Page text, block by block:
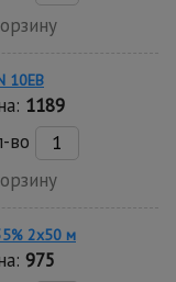
10EB
1189
во
2х50 м
975